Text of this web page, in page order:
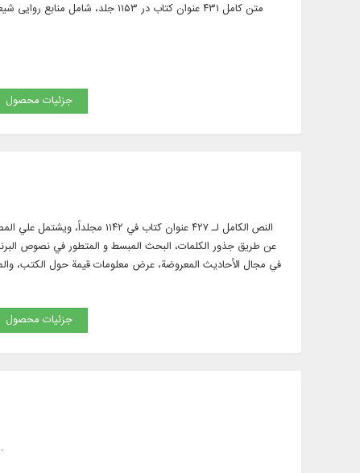
متن کامل ۴۳۱ عنوان کتاب در
جزئیات محصول
النص الكامل لـ ۴۲۷ عنوان
عن طريق جذور الكلمات، البحث المبسط و المتطور في نصوص
في مجال الأحاديث المعروضة، عرض معلومات قيمة حول الكتب،
جزئیات محصول
متن كامل 31 جلد كتاب